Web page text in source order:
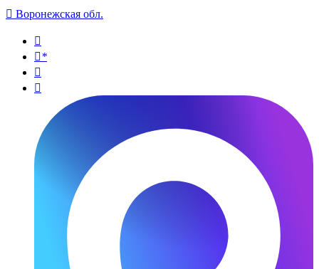
 Воронежская обл.

*

